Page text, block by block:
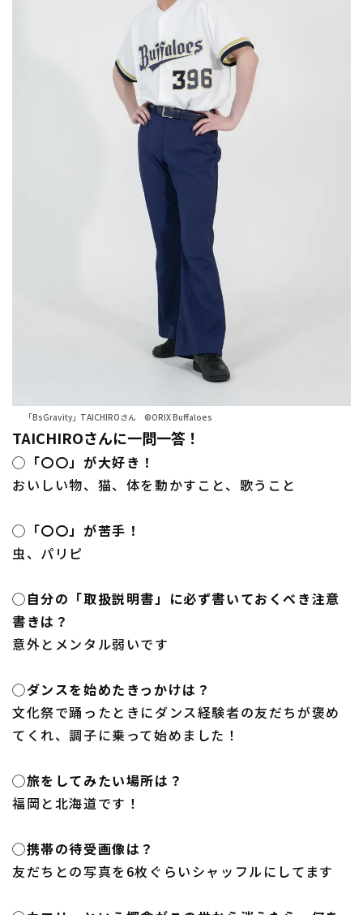
「BsGravity」TAICHIROさん ©ORIX Buffaloes
TAICHIROさんに一問一答！
◯「〇〇」が大好き！
おいしい物、猫、体を動かすこと、歌うこと
◯「〇〇」が苦手！
虫、パリピ
◯自分の「取扱説明書」に必ず書いておくべき注意
書きは？
意外とメンタル弱いです
◯ダンスを始めたきっかけは？
文化祭で踊ったときにダンス経験者の友だちが褒め
てくれ、調子に乗って始めました！
◯旅をしてみたい場所は？
福岡と北海道です！
◯携帯の待受画像は？
友だちとの写真を6枚ぐらいシャッフルにしてます